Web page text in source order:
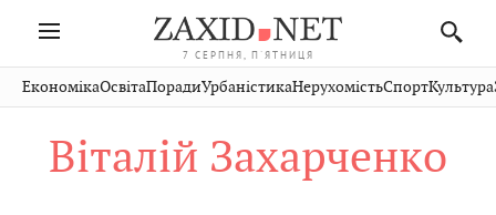
7 СЕРПНЯ, П'ЯТНИЦЯ
Івано-
Франківськ
Тернопіль
Волинь
Рівне
Чернівці
Стрий
Хмельницький
Публікації
Авто СловкоКультура
Кіно Дім СпортКраєзнавство
ЕкономікаОсвітаПорадиУрбаністикаНерухомістьСпортКультура
Віталій Захарченко